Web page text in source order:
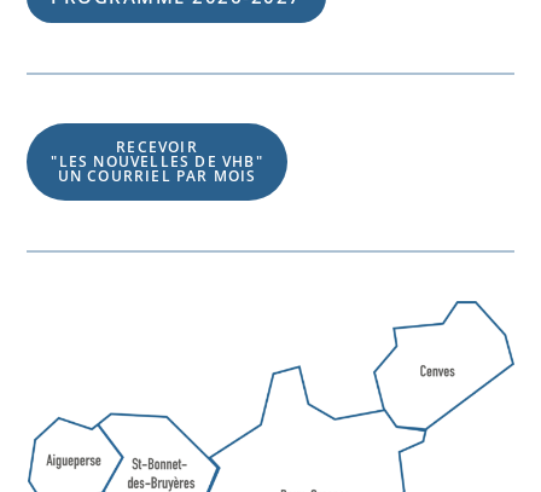
RECEVOIR
"LES NOUVELLES DE VHB"
UN COURRIEL PAR MOIS